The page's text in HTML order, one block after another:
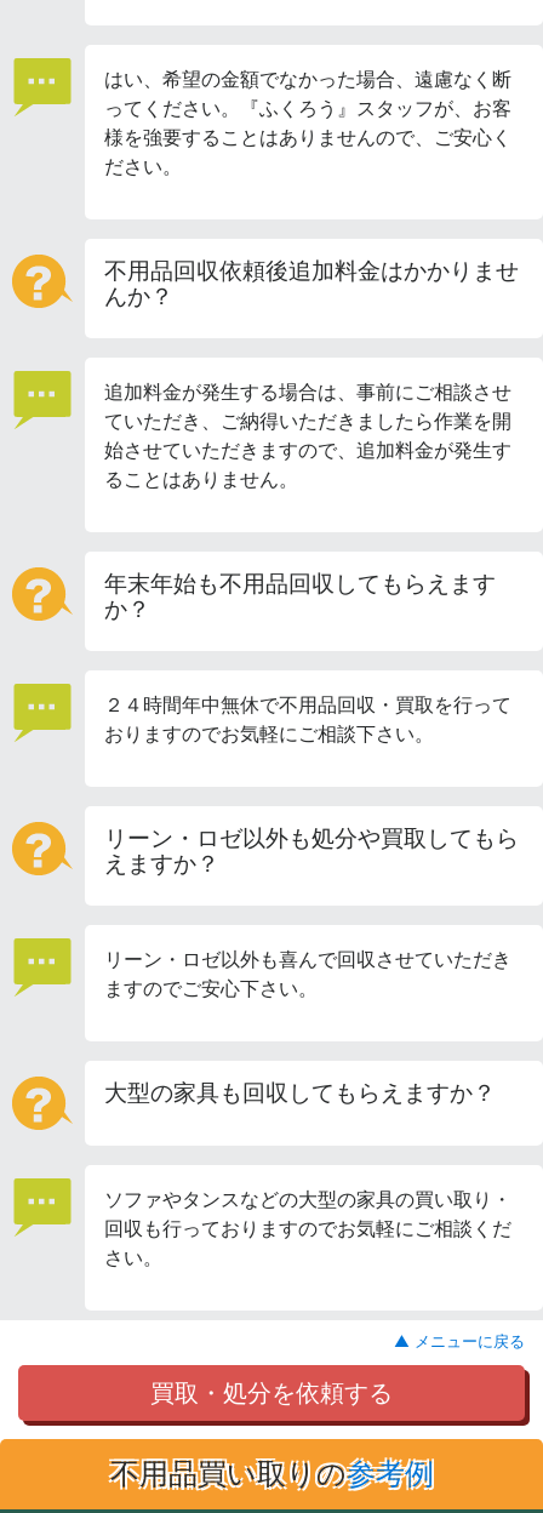
はい、希望の金額でなかった場合、遠慮なく断
ってください。『ふくろう』スタッフが、お客
様を強要することはありませんので、ご安心く
ださい。
不用品回収依頼後追加料金はかかりませ
んか？
追加料金が発生する場合は、事前にご相談させ
ていただき、ご納得いただきましたら作業を開
始させていただきますので、追加料金が発生す
ることはありません。
年末年始も不用品回収してもらえます
か？
２４時間年中無休で不用品回収・買取を行って
おりますのでお気軽にご相談下さい。
リーン・ロゼ以外も処分や買取してもら
えますか？
リーン・ロゼ以外も喜んで回収させていただき
ますのでご安心下さい。
大型の家具も回収してもらえますか？
ソファやタンスなどの大型の家具の買い取り・
回収も行っておりますのでお気軽にご相談くだ
さい。
▲ メニューに戻る
買取・処分を依頼する
不用品買い取りの参考例